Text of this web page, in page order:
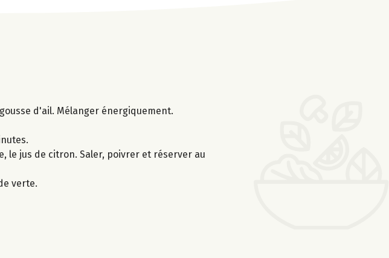
d'ail. Mélanger énergiquement.
le jus de citron. Saler, poivrer et réserver au
verte.